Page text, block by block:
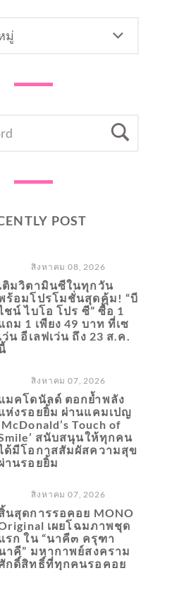
POST
สิงหาคม 08, 2026
ติมวิตามินซีในทุกวัน
ร้อมโปรโมชั่นสุดคุ้ม! “บี
ชน์ ไบโอ โปร ซี” ซื้อ 1
ถม 1 เพียง 49 บาท ที่เซ
ว่น อีเลฟเว่น ถึง 23 ส.ค.
สิงหาคม 07, 2026
มคโดนัลด์ ตอกย้ำพลัง
ห่งรอยยิ้ม ผ่านแคมเปญ
Touch of
สนับสนุนให้ทุกคน
ด้มีโอกาสสัมผัสความสุข
านรอยยิ้ม
สิงหาคม 07, 2026
นสุดการรอคอย MONO
เผยโฉมภาพชุด
รก ใน “นาคี๓ ครุฑา
าคี” มหากาพย์สงคราม
กดิ์สิทธิ์ที่ทุกคนรอคอย